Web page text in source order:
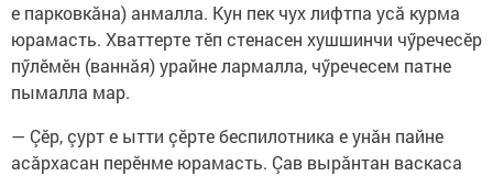
е парковкăна) анмалла. Кун пек чух лифтпа усă курма
юрамасть. Хваттерте тӗп стенасен хушшинчи чӳречесӗр
пӳлӗмӗн (ваннăя) урайне лармалла, чӳречесем патне
пымалла мар.
— Çӗр, çурт е ытти çӗрте беспилотника е унăн пайне
асăрхасан перӗнме юрамасть. Çав вырăнтан васкаса